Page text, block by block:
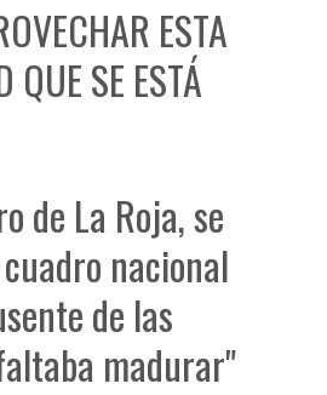
ESTA
QUE SE ESTÁ
de La Roja, se
nacional
de las
madurar"